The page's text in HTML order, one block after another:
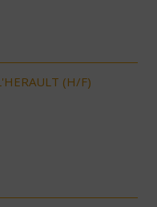
(H/F)